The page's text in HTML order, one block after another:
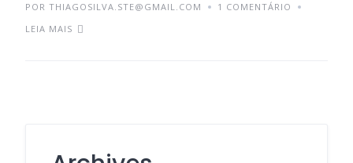
POR THIAGOSILVA.STE@GMAIL.COM
1 COMENTÁRIO
LEIA MAIS